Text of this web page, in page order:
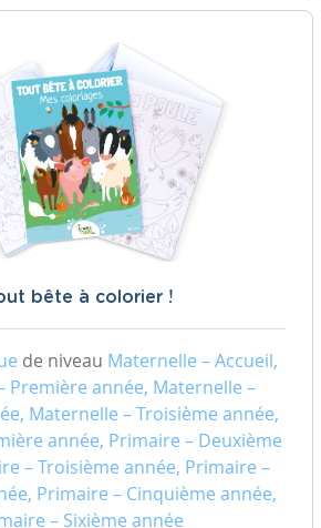
bête à colorier !
de niveau Maternelle – Accueil,
Première année, Maternelle –
Maternelle – Troisième année,
année, Primaire – Deuxième
– Troisième année, Primaire –
Primaire – Cinquième année,
– Sixième année